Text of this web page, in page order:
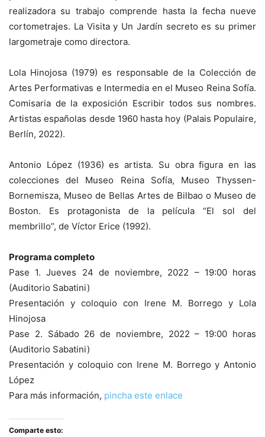
realizadora su trabajo comprende hasta la fecha nueve
cortometrajes. La Visita y Un Jardín secreto es su primer
largometraje como directora.
Lola Hinojosa (1979) es responsable de la Colección de
Artes Performativas e Intermedia en el Museo Reina Sofía.
Comisaria de la exposición Escribir todos sus nombres.
Artistas españolas desde 1960 hasta hoy (Palais Populaire,
Berlín, 2022).
Antonio López (1936) es artista. Su obra figura en las
colecciones del Museo Reina Sofía, Museo Thyssen-
Bornemisza, Museo de Bellas Artes de Bilbao o Museo de
Boston. Es protagonista de la película “El sol del
membrillo”, de Víctor Erice (1992).
Programa completo
Pase 1. Jueves 24 de noviembre, 2022 – 19:00 horas
(Auditorio Sabatini)
Presentación y coloquio con Irene M. Borrego y Lola
Hinojosa
Pase 2. Sábado 26 de noviembre, 2022 – 19:00 horas
(Auditorio Sabatini)
Presentación y coloquio con Irene M. Borrego y Antonio
López
Para más información, pincha este enlace
Comparte esto: